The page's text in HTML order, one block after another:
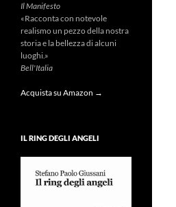
Il Manifesto
«Racconta con notevole
realismo un pezzo della nostra
storia e la bellezza di alcuni
luoghi.»
Bell'Italia
Acquista su Amazon →
IL RING DEGLI ANGELI